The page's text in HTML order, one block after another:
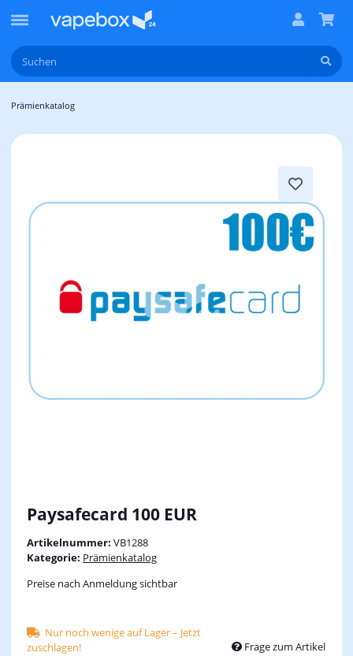
Prämienkatalog
Paysafecard 100 EUR
Artikelnummer: VB1288
Kategorie: Prämienkatalog
Preise nach Anmeldung sichtbar
Nur noch wenige auf Lager – Jetzt
zuschlagen!
Frage zum Artikel